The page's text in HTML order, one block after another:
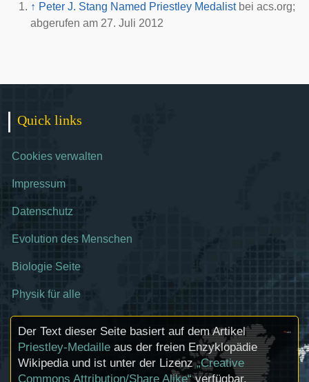
↑ Peter J. Stang Named Priestley Medalistbei acs.org;
abgerufen am 27. Juli 2012
Quick links
Cookies verwalten
Impressum
Datenschutz
Evolution des Menschen
Biologie Seite
Physik für alle
Der Text dieser Seite basiert auf dem Artikel
Priestley-Medaille aus der freien Enzyklopädie
Wikipedia und ist unter der Lizenz„Creative
Commons Attribution/Share Alike“verfügbar.